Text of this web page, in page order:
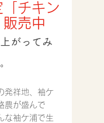
チキン
販売中
がってみ
発祥地、袖ケ
農が盛んで
な袖ケ浦で生